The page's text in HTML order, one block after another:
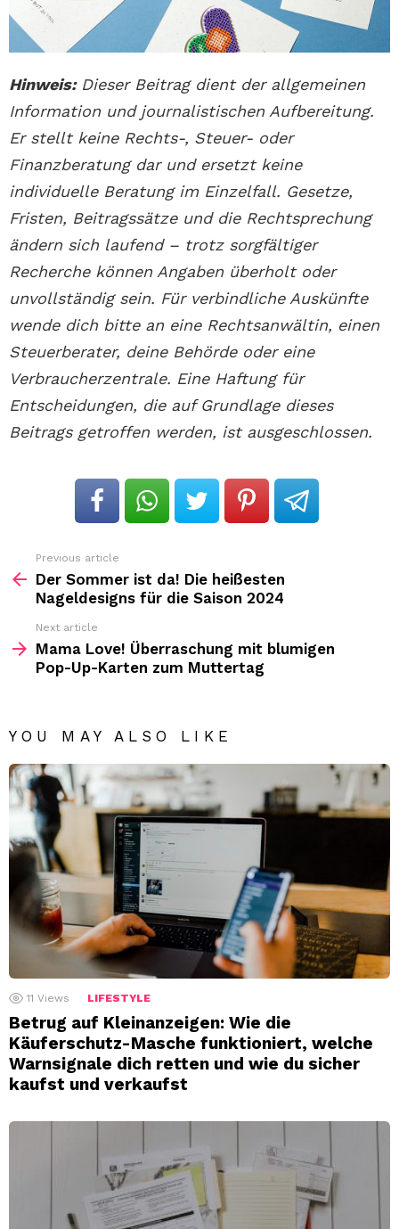
Hinweis:Dieser Beitrag dient der allgemeinen
Information und journalistischen Aufbereitung.
Er stellt keine Rechts-, Steuer- oder
Finanzberatung dar und ersetzt keine
individuelle Beratung im Einzelfall. Gesetze,
Fristen, Beitragssätze und die Rechtsprechung
ändern sich laufend – trotz sorgfältiger
Recherche können Angaben überholt oder
unvollständig sein. Für verbindliche Auskünfte
wende dich bitte an eine Rechtsanwältin, einen
Steuerberater, deine Behörde oder eine
Verbraucherzentrale. Eine Haftung für
Entscheidungen, die auf Grundlage dieses
Beitrags getroffen werden, ist ausgeschlossen.
more
Previous article
Der Sommer ist da! Die heißesten
Nageldesigns für die Saison 2024
Next article
Mama Love! Überraschung mit blumigen
Pop-Up-Karten zum Muttertag
YOU MAY ALSO LIKE
11 Views LIFESTYLE
Betrug auf Kleinanzeigen: Wie die
Käuferschutz-Masche funktioniert, welche
Warnsignale dich retten und wie du sicher
kaufst und verkaufst